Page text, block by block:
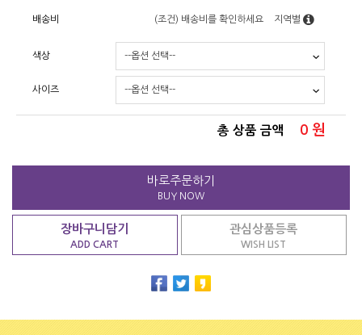
배송비 (조건) 배송비를 확인하세요 지역별
색상
사이즈
총 상품 금액 0 원
바로주문하기
BUY NOW
장바구니담기
ADD CART
관심상품등록
WISH LIST